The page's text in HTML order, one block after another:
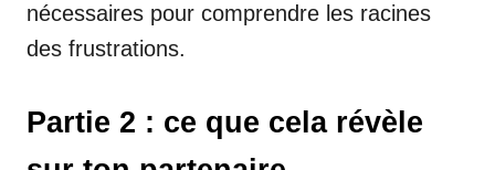
nécessaires pour comprendre les racines
des frustrations.
Partie 2 : ce que cela révèle